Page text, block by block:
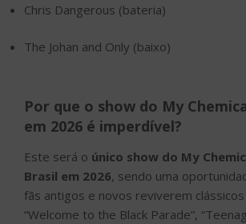
Chris Dangerous (bateria)
The Johan and Only (baixo)
Por que o show do My
em 2026 é imperdível?
Este será o único show do My
Brasil em 2026, sendo uma
fãs antigos e novos reviverem
“Welcome to the Black Parade”,